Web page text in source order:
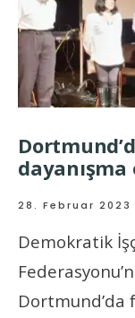
28. Februar 2023
Demokratik